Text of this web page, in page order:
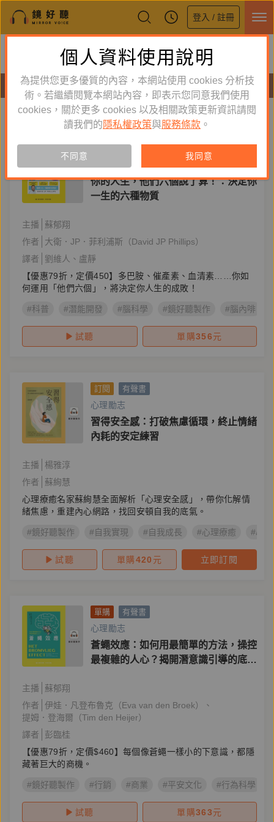
登入 / 註冊
鏡好聽全新APP上線
體驗全面升級，即刻下載
有聲書
平安文化 新到舊 舊到新
有聲書
你的人生，他們六個說了算！：決定你
一生的六種物質
主播
蘇郁翔
作者
大衛．JP．菲利浦斯（David JP Phillips）
譯者
劉維人
盧靜
【優惠79折，定價450】多巴胺、催產素、血清素……你如
何運用「他們六個」，將決定你人生的成敗！
#科普 #潛能開發 #腦科學 #鏡好聽製作 #腦內啡
試聽 單購356元
訂閱 有聲書
心理勵志
習得安全感：打破焦慮循環，終止情緒
內耗的安定練習
主播
楊雅淳
作者
蘇絢慧
心理療癒名家蘇絢慧全面解析「心理安全感」，帶你化解情
緒焦慮，重建內心網路，找回安頓自我的底氣。
#鏡好聽製作 #自我實現 #自我成長 #心理療癒 #心
試聽 單購420 元 立即訂閱
單購 有聲書
心理勵志
蒼蠅效應：如何用最簡單的方法，操控
最複雜的人心？揭開潛意識引導的底層
主播
蘇郁翔
作者
伊娃．凡登布魯克（Eva van den Broek）
提姆．登海爾（Tim den Heijer）
譯者
彭臨桂
【優惠79折，定價$460】每個像蒼蠅一樣小的下意識，都隱
藏著巨大的商機。
#鏡好聽製作 #行銷 #商業 #平安文化 #行為科學
試聽 單購363元
個人資料使用說明
為提供您更多優質的內容，本網站使用 cookies 分析技
術。若繼續閱覽本網站內容，即表示您同意我們使用
cookies，關於更多 cookies 以及相關政策更新資訊請閱
讀我們的 隱私權政策與服務條款 。
不同意 我同意